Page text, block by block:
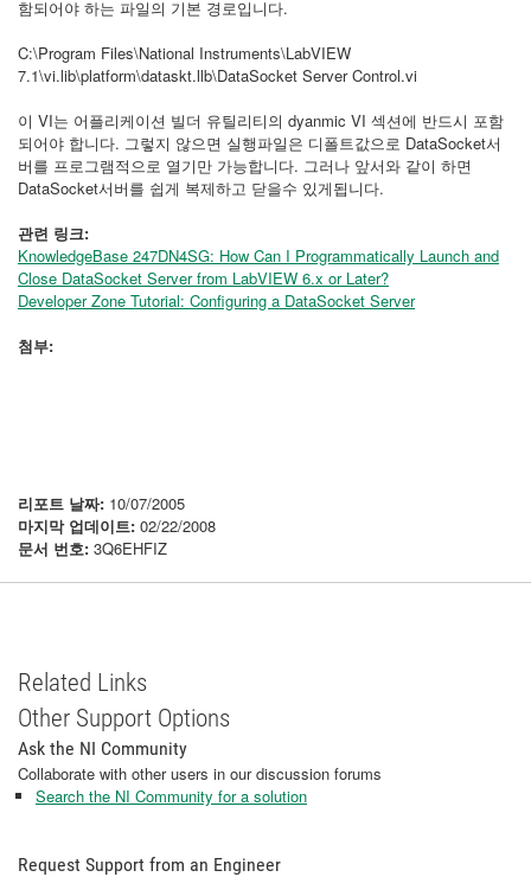
함되어야 하는 파일의 기본 경로입니다.
C:\Program Files\National Instruments\LabVIEW
7.1\vi.lib\platform\dataskt.llb\DataSocket Server Control.vi
이 VI는 어플리케이션 빌더 유틸리티의 dyanmic VI 섹션에 반드시 포함
되어야 합니다. 그렇지 않으면 실행파일은 디폴트값으로 DataSocket서
버를 프로그램적으로 열기만 가능합니다. 그러나 앞서와 같이 하면
DataSocket서버를 쉽게 복제하고 닫을수 있게됩니다.
관련 링크:
KnowledgeBase 247DN4SG: How Can I Programmatically Launch and
Close DataSocket Server from LabVIEW 6.x or Later?
Developer Zone Tutorial: Configuring a DataSocket Server
첨부:
리포트 날짜: 10/07/2005
마지막 업데이트: 02/22/2008
문서 번호: 3Q6EHFIZ
Related Links
Other Support Options
Ask the NI Community
Collaborate with other users in our discussion forums
Search the NI Community for a solution
Request Support from an Engineer